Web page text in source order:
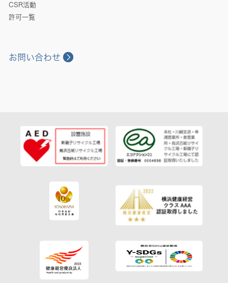
CSR活動
許可一覧
お問い合わせ